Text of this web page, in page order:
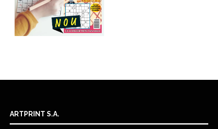
ARTPRINT S.A.